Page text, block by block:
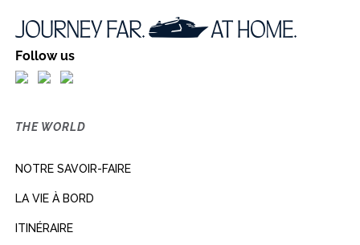
Follow us
THE WORLD
NOTRE SAVOIR-FAIRE
LA VIE À BORD
ITINÉRAIRE